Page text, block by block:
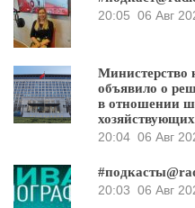
20:05 06 Авг
Министерство
объявило о
в отношении
20:04 06 Авг
20:03 06 Авг